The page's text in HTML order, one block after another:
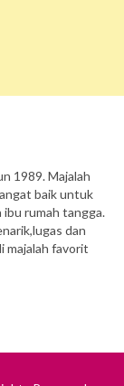
1989. Majalah
baik untuk
rumah tangga.
dan
majalah favorit